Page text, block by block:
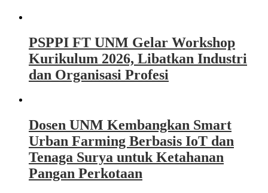
PSPPI FT UNM Gelar Workshop
Kurikulum 2026, Libatkan Industri
dan Organisasi Profesi
Dosen UNM Kembangkan Smart
Urban Farming Berbasis IoT dan
Tenaga Surya untuk Ketahanan
Pangan Perkotaan